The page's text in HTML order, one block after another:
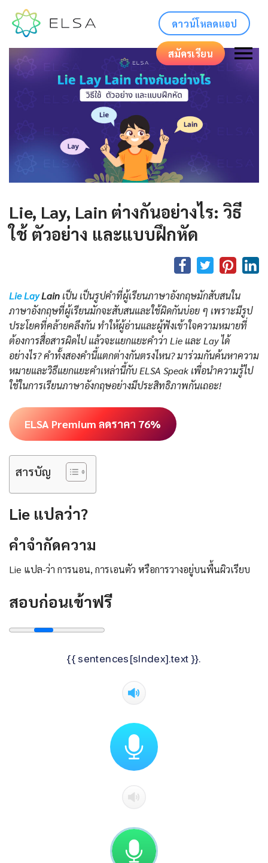
ดาวน์โหลดแอป
สมัครเรียน
Lie, Lay, Lain ต่างกันอย่างไร: วิธี
ใช้ ตัวอย่าง และแบบฝึกหัด
Lie LayLainเป็น เป็นรูปคำที่ผู้เรียนภาษาอังกฤษมักสับสนใน
ภาษาอังกฤษที่ผู้เรียนมักจะสับสนและใช้ผิดกันบ่อย ๆ เพราะมีรูป
ประโยคที่คล้ายคลึงกัน ทำให้ผู้อ่านและผู้ฟังเข้าใจความหมายที่
ต้องการสื่อสารผิดไป แล้วจะแยกแยะคำว่า Lie และ Lay ได้
อย่างไร? คำทั้งสองคำนี้แตกต่างกันตรงไหน? มาร่วมกันค้นหาความ
หมายและวิธีแยกแยะคำเหล่านี้กับ ELSA Speak เพื่อนำความรู้ไป
ใช้ในการเรียนภาษาอังกฤษอย่างมีประสิทธิภาพกันเถอะ!
ELSA Premium ลดราคา 76%
สารบัญ
Lie แปลว่า?
คําจํากัดความ
Lie แปล-ว่า การนอน, การเอนตัว หรือการวางอยู่บนพื้นผิวเรียบ
สอบก่อนเข้าฟรี
{{ sentences[sIndex].text }}.